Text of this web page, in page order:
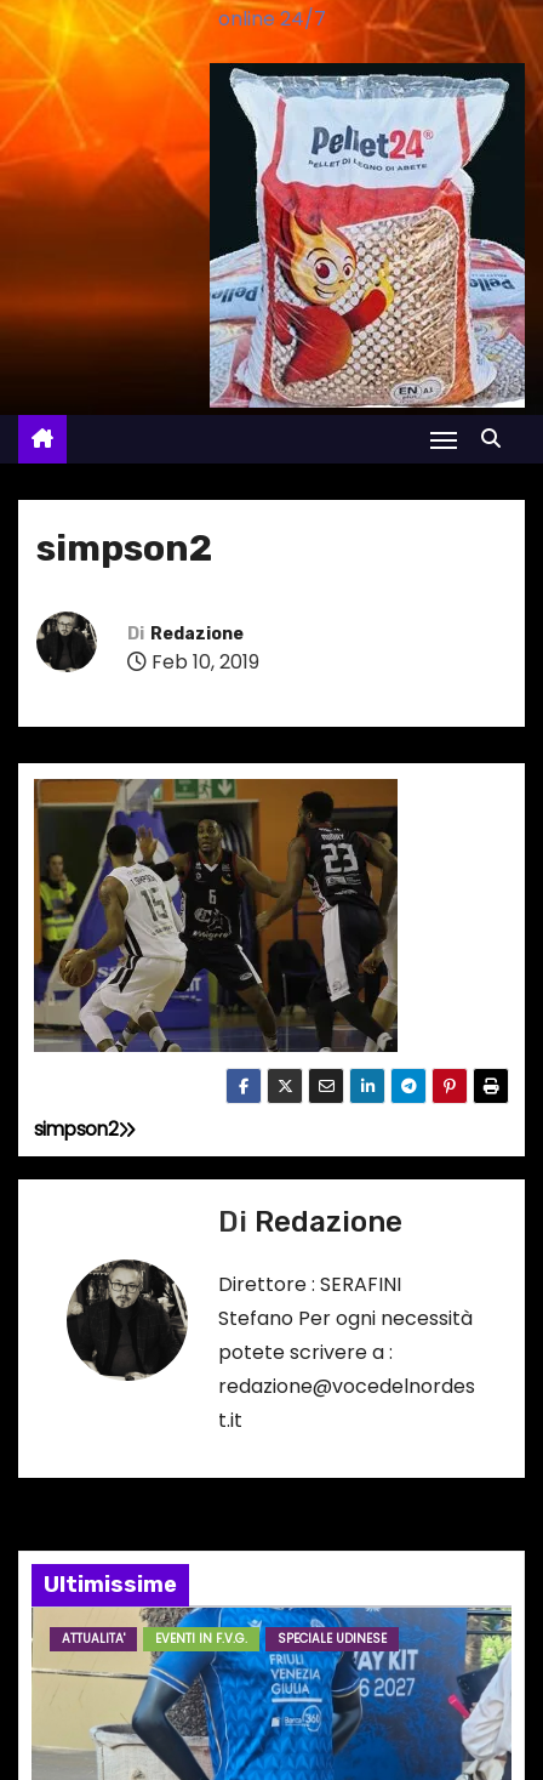
online 24/7
simpson2
Di Redazione
Feb 10, 2019
N
a
o
n
e
r
simpson2
Di Redazione
Direttore : SERAFINI
Stefano Per ogni necessità
potete scrivere a :
redazione@vocedelnordes
t.it
Ultimissime
ATTUALITA' EVENTI IN F.V.G. SPECIALE UDINESE